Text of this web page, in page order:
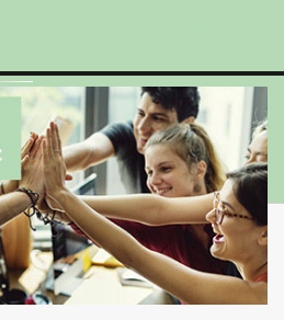
obligatoires sont indiqués avec*